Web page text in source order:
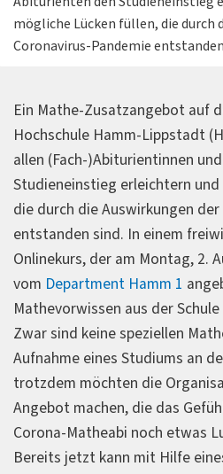
mögliche Lücken füllen, die durch
Coronavirus-Pandemie
Ein Mathe-Zusatzangebot auf
Hochschule Hamm-Lippstadt
allen (Fach-)Abiturientinnen
Studieneinstieg erleichtern
die durch die Auswirkungen
entstanden sind. In einem
Onlinekurs, der am Montag, 2.
vom Department Hamm 1
Mathevorwissen aus der
Zwar sind keine speziellen
Aufnahme eines Studiums an
trotzdem möchten die
Angebot machen, die das
Corona-Matheabi noch etwas
Bereits jetzt kann mit Hilfe